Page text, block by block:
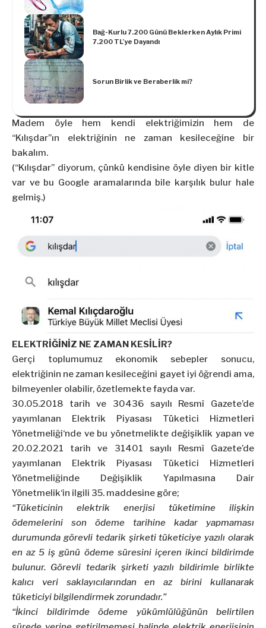
Bağ-Kurlu 7.200 Günü Beklerken Aylık Primi
7.200 TL’ye Dayandı
Sorun Birlik ve Beraberlik mi?
Madem öyle hem kendi elektriğimizin hem de
“Kılışdar”ın elektriğinin ne zaman kesileceğine bir
bakalım.
(“Kılışdar” diyorum, çünkü kendisine öyle diyen bir kitle
var ve bu Google aramalarında bile karşılık bulur hale
gelmiş.)
ELEKTRİĞİNİZ NE ZAMAN KESİLİR?
Gerçi toplumumuz ekonomik sebepler sonucu,
elektriğinin ne zaman kesileceğini gayet iyi öğrendi ama,
bilmeyenler olabilir, özetlemekte fayda var.
30.05.2018 tarih ve 30436 sayılı Resmî Gazete’de
yayımlanan Elektrik Piyasası Tüketici Hizmetleri
Yönetmeliği‘nde ve bu yönetmelikte değişiklik yapan ve
20.02.2021 tarih ve 31401 sayılı Resmî Gazete’de
yayımlanan Elektrik Piyasası Tüketici Hizmetleri
Yönetmeliğinde Değişiklik Yapılmasına Dair
Yönetmelik‘in ilgili 35. maddesine göre;
“Tüketicinin elektrik enerjisi tüketimine ilişkin
ödemelerini son ödeme tarihine kadar yapmaması
durumunda görevli tedarik şirketi tüketiciye yazılı olarak
en az 5 iş günü ödeme süresini içeren ikinci bildirimde
bulunur. Görevli tedarik şirketi yazılı bildirimle birlikte
kalıcı veri saklayıcılarından en az birini kullanarak
tüketiciyi bilgilendirmek zorundadır.”
“İkinci bildirimde ödeme yükümlülüğünün belirtilen